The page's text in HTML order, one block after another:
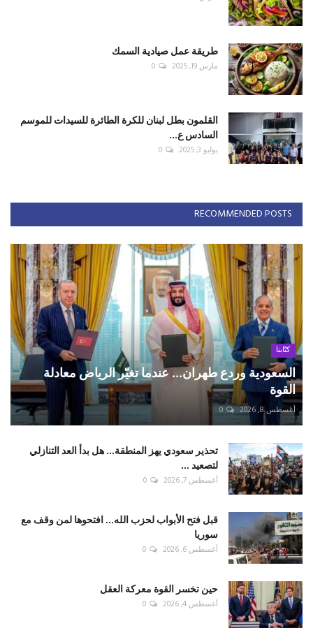
طريقة عمل صيادية السمك
مارس 19, 2025 0
القلمون بطل لبنان للكرة الطائرة للسيدات للموسم
السادس ع...
يوليو 3, 2025 0
RECOMMENDED POSTS
كتّابنا
السعودية وردع طهران... عندما تغيّر الرياض معادلة
القوة
أغسطس 8, 2026 0
تحذير سعودي يهز المنطقة... هل بدأ العد التنازلي
لتصعيد ...
أغسطس 7, 2026 0
قبل فتح الأبواب لحزب الله... افتحوها لمن وقف مع
سوريا
أغسطس 6, 2026 0
حين تخسر القوة معركة العقل
أغسطس 4, 2026 0